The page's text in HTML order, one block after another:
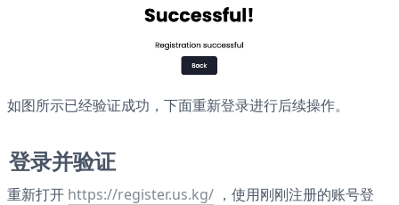
如图所示已经验证成功，下面重新登录进行后续操作。
登录并验证
重新打开 https://register.us.kg/ ，使用刚刚注册的账号登